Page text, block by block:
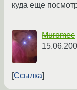
куда еще
Muromec
Ссылка